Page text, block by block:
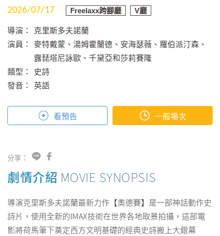
2026/07/17 Freelaxx跨腳廳 V廳
導演： 克里斯多夫諾蘭
演員： 麥特戴蒙、湯姆霍蘭德、安海瑟薇、羅伯派汀森、
露琵塔尼詠歐、千黛亞和莎莉賽隆
類型：
史詩
發音： 英語
看預告 一般場次
劇情介紹 MOVIE SYNOPSIS
分享：
導演克里斯多夫諾蘭最新力作【奧德賽】是一部神話動作史
詩片，使用全新的IMAX技術在世界各地取景拍攝，這部電
影將荷馬筆下奠定西方文明基礎的經典史詩搬上大銀幕